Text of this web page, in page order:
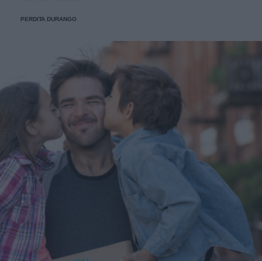
PERDITA DURANGO